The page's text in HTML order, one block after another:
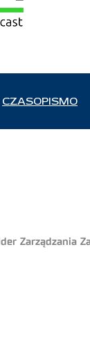
CZASOPISMO
Zarządzania